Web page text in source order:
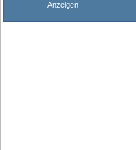
Anzeigen